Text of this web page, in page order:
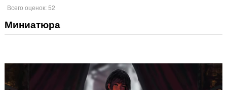
Всего оценок:52
Миниатюра